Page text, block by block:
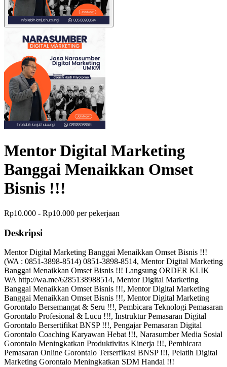
Mentor Digital Marketing
Banggai Menaikkan Omset
Bisnis !!!
Rp10.000 - Rp10.000 per pekerjaan
Deskripsi
Mentor Digital Marketing Banggai Menaikkan Omset Bisnis !!!
(WA : 0851-3898-8514) 0851-3898-8514, Mentor Digital Marketing
Banggai Menaikkan Omset Bisnis !!! Langsung ORDER KLIK
WA http://wa.me/6285138988514, Mentor Digital Marketing
Banggai Menaikkan Omset Bisnis !!!, Mentor Digital Marketing
Banggai Menaikkan Omset Bisnis !!!, Mentor Digital Marketing
Gorontalo Bersemangat & Seru !!!, Pembicara Teknologi Pemasaran
Gorontalo Profesional & Lucu !!!, Instruktur Pemasaran Digital
Gorontalo Bersertifikat BNSP !!!, Pengajar Pemasaran Digital
Gorontalo Coaching Karyawan Hebat !!!, Narasumber Media Sosial
Gorontalo Meningkatkan Produktivitas Kinerja !!!, Pembicara
Pemasaran Online Gorontalo Terserfikasi BNSP !!!, Pelatih Digital
Marketing Gorontalo Meningkatkan SDM Handal !!!